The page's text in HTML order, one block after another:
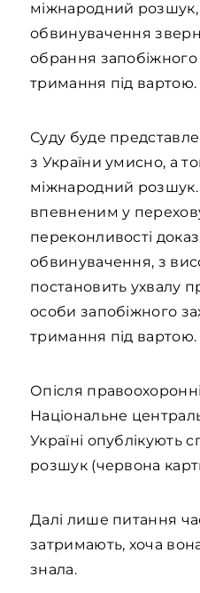
міжнародний розшук,
обвинувачення
обрання запобіжного
тримання під вартою.
Суду буде
з України умисно, а
міжнародний розшук.
впевненим у
переконливості
обвинувачення, з
постановить ухвалу
особи запобіжного
тримання під вартою.
Опісля
Національне
Україні опублікують
розшук (червона
Далі лише питання
затримають, хоча
знала.